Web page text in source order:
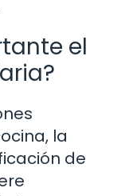
el
la
de